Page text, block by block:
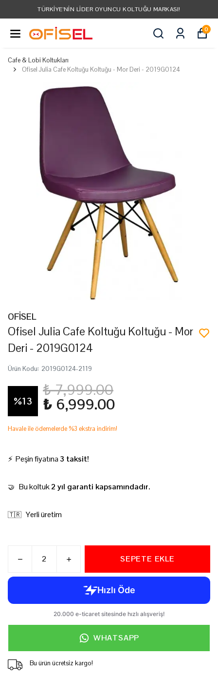
TÜRKIYE'NIN LIDER OYUNCU KOLTUĞU MARKASI!
0
Cafe & Lobi Koltukları
Ofisel Julia Cafe Koltuğu Koltuğu - Mor Deri - 2019G0124
OFİSEL
Ofisel Julia Cafe Koltuğu Koltuğu - Mor
Deri - 2019G0124
Ürün Kodu: 2019G0124-2119
%13
₺ 7,999.00
₺ 6,999.00
Havale ile ödemelerde %3 ekstra indirim!
⚡ Peşin fiyatına 3 taksit!
🤝 Bu koltuk2 yıl garanti kapsamındadır.
🇹🇷 Yerli üretim
SEPETE EKLE
WHATSAPP
Bu ürün ücretsiz kargo!